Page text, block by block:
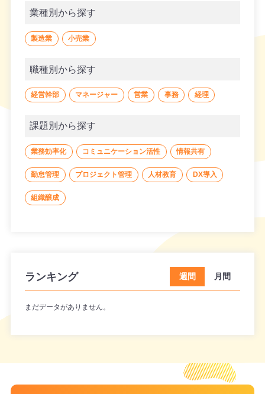
業種別から探す
製造業 小売業
職種別から探す
経営幹部 マネージャー 営業 事務 経理
課題別から探す
業務効率化 コミュニケーション活性 情報共有
勤怠管理 プロジェクト管理 人材教育 DX導入
組織醸成
ランキング 週間 月間
まだデータがありません。